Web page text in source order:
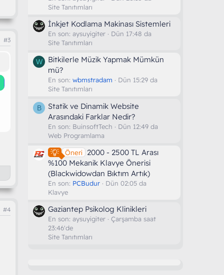
#3
#4
Site Tanıtımları
İnkjet Kodlama Makinası Sistemleri
En son: aysuyigiter
Dün 17:48 da
Site Tanıtımları
W
Bitkilerle Müzik Yapmak Mümkün
mü?
En son: wbmstradam
Dün 15:29 da
Site Tanıtımları
B
Statik ve Dinamik Website
Arasındaki Farklar Nedir?
En son: BuinsoftTech
Dün 12:49 da
Web Programlama
Öneri
2000 - 2500 TL Arası
%100 Mekanik Klavye Önerisi
(Blackwidowdan Bıktım Artık)
En son: PCBudur
Dün 02:05 da
Klavye
Gaziantep Psikolog Klinikleri
En son: aysuyigiter
Çarşamba saat
23:46'de
Site Tanıtımları